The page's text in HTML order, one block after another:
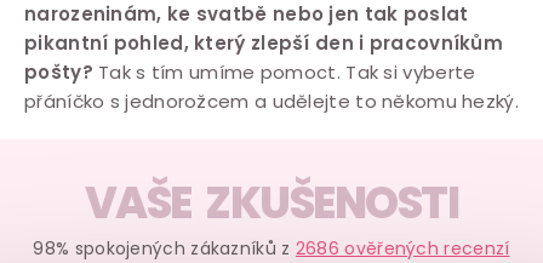
narozeninám, ke svatbě nebo jen tak poslat
pikantní pohled, který zlepší den i pracovníkům
pošty? Tak s tím umíme pomoct. Tak si vyberte
přáníčko s jednorožcem a udělejte to někomu hezký.
VAŠE ZKUŠENOSTI
98% spokojených zákazníků z 2686 ověřených recenzí